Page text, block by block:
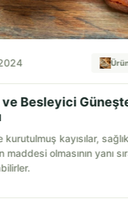
ve Besleyici
kurutulmuş kayısılar,
maddesi olmasının yanı